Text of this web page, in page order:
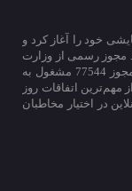
ماه سال 94 فعالیت آزمایشی خود را آغاز کرد و
سال 95 موفق به اخذ مجوز رسمی از وزارت
فرهنگ و ارشاد اسلامی شد. قلم پرس که با شماره مجوز 77544 مشغول به
مهم‌ترین اتفاقات روز
در اختیار مخاطبان